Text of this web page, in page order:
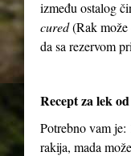
između ostalog
cured(Rak može
da sa rezervom
Recept za lek
Potrebno vam je:
rakija, mada